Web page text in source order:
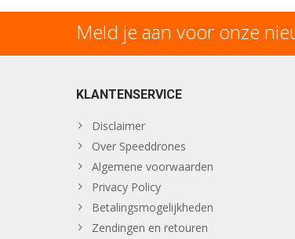
Meld je aan voor onze
KLANTENSERVICE
Disclaimer
Over Speeddrones
Algemene voorwaarden
Privacy Policy
Betalingsmogelijkheden
Zendingen en retouren